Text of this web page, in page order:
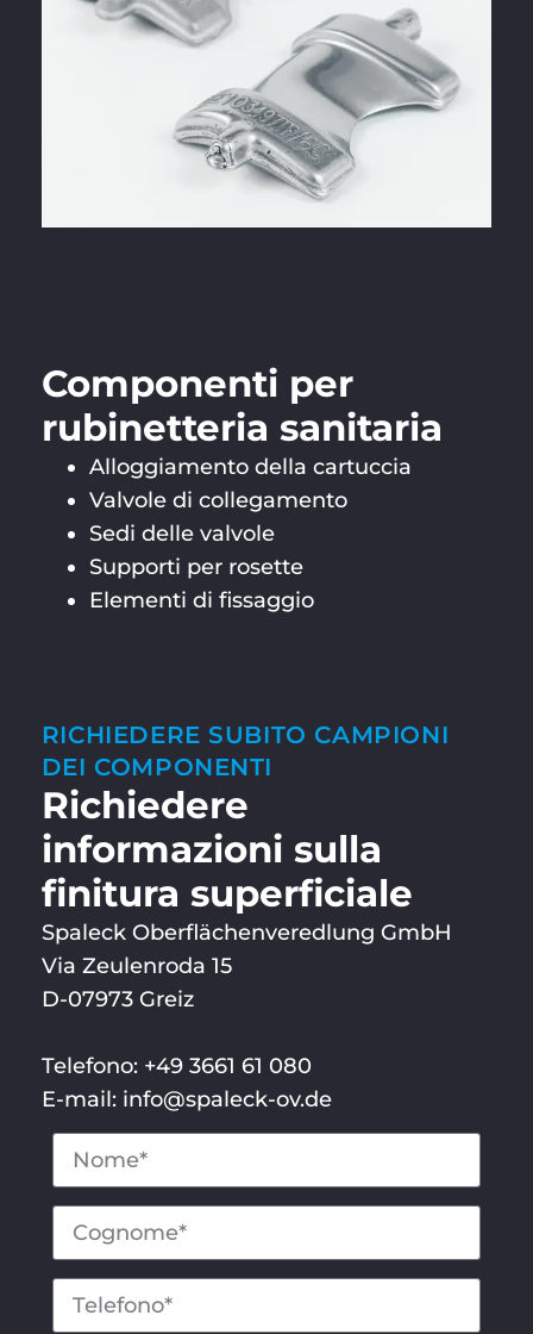
Componenti per
rubinetteria sanitaria
Alloggiamento della cartuccia
Valvole di collegamento
Sedi delle valvole
Supporti per rosette
Elementi di fissaggio
RICHIEDERE SUBITO CAMPIONI
DEI COMPONENTI
Richiedere
informazioni sulla
finitura superficiale
Spaleck Oberflächenveredlung GmbH
Via Zeulenroda 15
D-07973 Greiz
Telefono: +49 3661 61 080
E-mail: info@spaleck-ov.de